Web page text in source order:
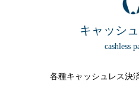
キャッシ
各種キャッシュレス決